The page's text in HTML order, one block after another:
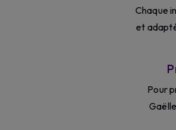
Chaque
et
Pour